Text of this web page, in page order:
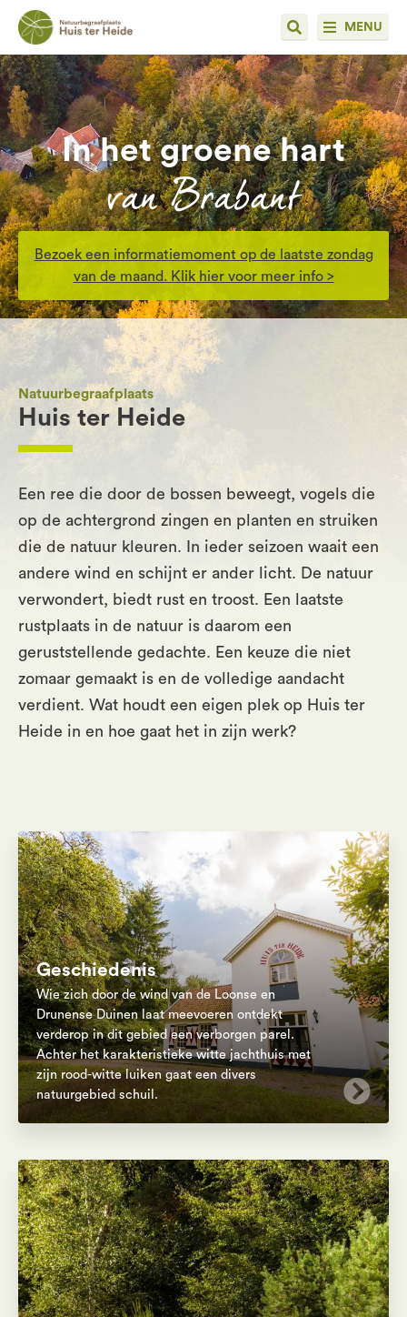
MENU
In het groene hart
van Brabant
Bezoek een informatiemoment op de laatste zondag
van de maand. Klik hier voor meer info >
Natuurbegraafplaats
Huis ter Heide
Een ree die door de bossen beweegt, vogels die
op de achtergrond zingen en planten en struiken
die de natuur kleuren. In ieder seizoen waait een
andere wind en schijnt er ander licht. De natuur
verwondert, biedt rust en troost. Een laatste
rustplaats in de natuur is daarom een
geruststellende gedachte. Een keuze die niet
zomaar gemaakt is en de volledige aandacht
verdient. Wat houdt een eigen plek op Huis ter
Heide in en hoe gaat het in zijn werk?
Geschiedenis
Wie zich door de wind van de Loonse en
Drunense Duinen laat meevoeren ontdekt
verderop in dit gebied een verborgen parel.
Achter het karakteristieke witte jachthuis met
zijn rood-witte luiken gaat een divers
natuurgebied schuil.